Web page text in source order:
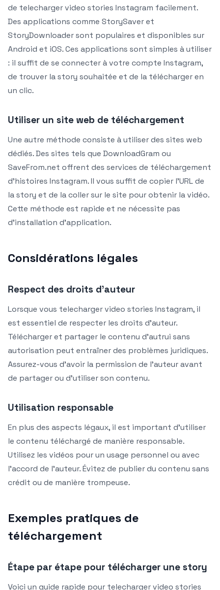
de telecharger video stories Instagram facilement.
Des applications comme StorySaver et
StoryDownloader sont populaires et disponibles sur
Android et iOS. Ces applications sont simples à utiliser
: il suffit de se connecter à votre compte Instagram,
de trouver la story souhaitée et de la télécharger en
un clic.
Utiliser un site web de téléchargement
Une autre méthode consiste à utiliser des sites web
dédiés. Des sites tels que DownloadGram ou
SaveFrom.net offrent des services de téléchargement
d’histoires Instagram. Il vous suffit de copier l’URL de
la story et de la coller sur le site pour obtenir la vidéo.
Cette méthode est rapide et ne nécessite pas
d’installation d’application.
Considérations légales
Respect des droits d’auteur
Lorsque vous telecharger video stories Instagram, il
est essentiel de respecter les droits d’auteur.
Télécharger et partager le contenu d’autrui sans
autorisation peut entraîner des problèmes juridiques.
Assurez-vous d’avoir la permission de l’auteur avant
de partager ou d’utiliser son contenu.
Utilisation responsable
En plus des aspects légaux, il est important d’utiliser
le contenu téléchargé de manière responsable.
Utilisez les vidéos pour un usage personnel ou avec
l’accord de l’auteur. Évitez de publier du contenu sans
crédit ou de manière trompeuse.
Exemples pratiques de
téléchargement
Étape par étape pour télécharger une story
Voici un guide rapide pour telecharger video stories